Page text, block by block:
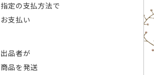
指定の支払方法で
お支払い
出品者が
商品を発送